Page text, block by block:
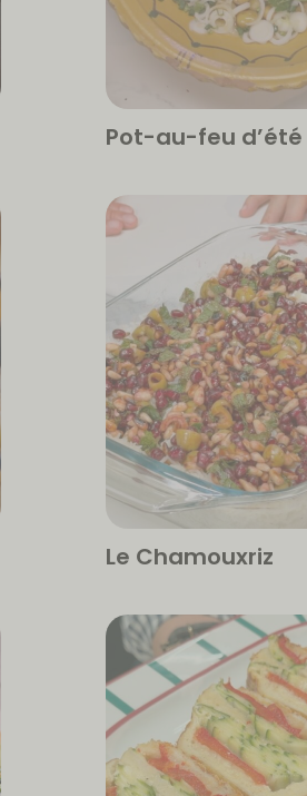
Pot-au-feu d’été
Le Chamouxriz